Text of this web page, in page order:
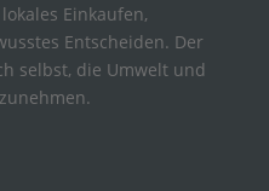
Einkaufen,
Entscheiden. Der
selbst, die Umwelt und